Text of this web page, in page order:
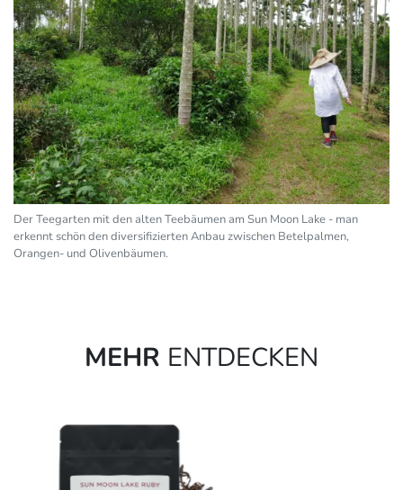
Der Teegarten mit den alten Teebäumen am Sun Moon Lake - man
erkennt schön den diversifizierten Anbau zwischen Betelpalmen,
Orangen- und Olivenbäumen.
MEHR ENTDECKEN